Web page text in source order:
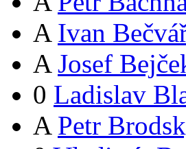
A Ivan
A Josef
0 Ladislav
A Petr